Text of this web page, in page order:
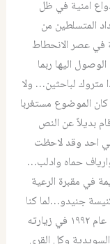
امنية في ظل
المتسلطين من
في عصر الانحطاط
اليها ربما
لباحثين… ولا
كان الموضوع مستغربا
بديلاً عن النص
احد وقد لاحظت
حماه وادلب…
في مقبرة الرعية
جنيدو…لما كنا
برفقة مثلث الرحمات البطريرك اغناطيوس الرابع عام ١٩٩٢ في زيارته